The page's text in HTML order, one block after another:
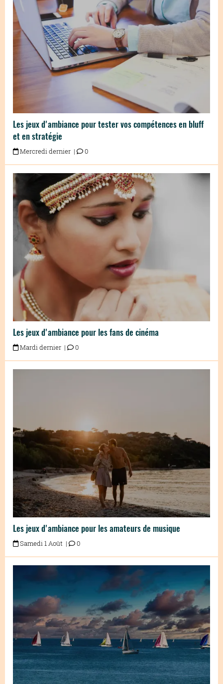
Les jeux d'ambiance pour tester vos compétences en bluff
et en stratégie
Mercredi dernier | 0
Les jeux d'ambiance pour les fans de cinéma
Mardi dernier | 0
Les jeux d'ambiance pour les amateurs de musique
Samedi 1 Août | 0